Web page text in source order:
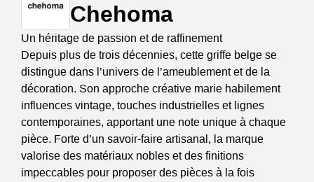
Chehoma
Un héritage de passion et de raffinement
Depuis plus de trois décennies, cette griffe belge se
distingue dans l’univers de l’ameublement et de la
décoration. Son approche créative marie habilement
influences vintage, touches industrielles et lignes
contemporaines, apportant une note unique à chaque
pièce. Forte d’un savoir-faire artisanal, la marque
valorise des matériaux nobles et des finitions
impeccables pour proposer des pièces à la fois